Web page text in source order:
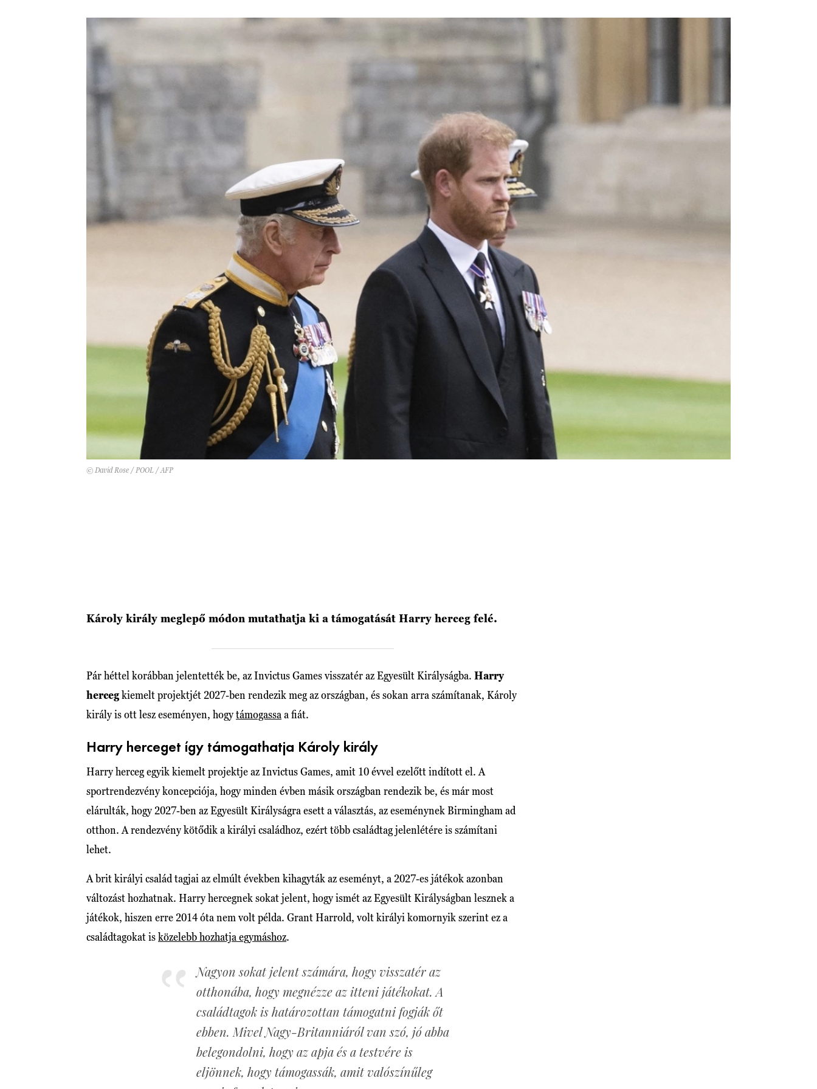
© David Rose / POOL / AFP
Károly király meglepő módon mutathatja ki a támogatását Harry herceg felé.
Pár héttel korábban jelentették be, az Invictus Games visszatér az Egyesült Királyságba. Harry
hercegkiemelt projektjét 2027-ben rendezik meg az országban, és sokan arra számítanak, Károly
király is ott lesz eseményen, hogytámogassa a fiát.
Harry herceget így támogathatja Károly király
Harry herceg egyik kiemelt projektje az Invictus Games, amit 10 évvel ezelőtt indított el. A
sportrendezvény koncepciója, hogy minden évben másik országban rendezik be, és már most
elárulták, hogy 2027-ben az Egyesült Királyságra esett a választás, az eseménynek Birmingham ad
otthon. A rendezvény kötődik a királyi családhoz, ezért több családtag jelenlétére is számítani
lehet.
A brit királyi család tagjai az elmúlt években kihagyták az eseményt, a 2027-es játékok azonban
változást hozhatnak. Harry hercegnek sokat jelent, hogy ismét az Egyesült Királyságban lesznek a
játékok, hiszen erre 2014 óta nem volt példa. Grant Harrold, volt királyi komornyik szerint ez a
családtagokat isközelebb hozhatja egymáshoz.
Nagyon sokat jelent számára, hogy visszatér az
otthonába, hogy megnézze az itteni játékokat. A
családtagok is határozottan támogatni fogják őt
ebben. Mivel Nagy-Britanniáról van szó, jó abba
belegondolni, hogy az apja és a testvére is
eljönnek, hogy támogassák, amit valószínűleg